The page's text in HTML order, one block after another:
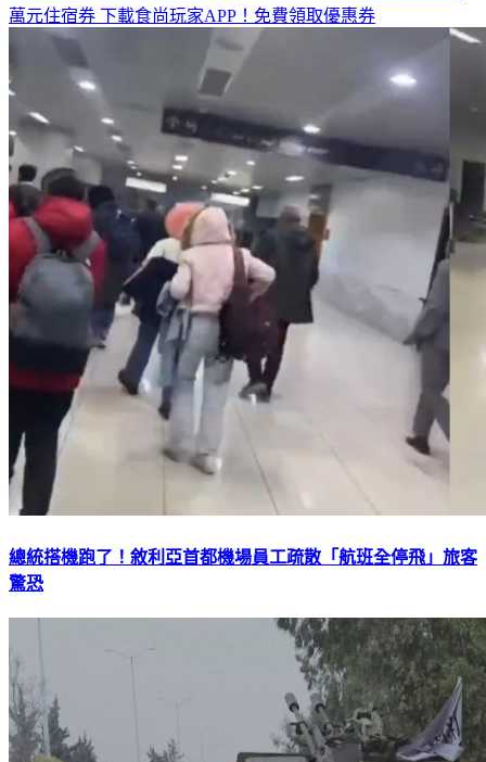
萬元住宿券 下載食尚玩家APP！免費領取優惠券
總統搭機跑了！敘利亞首都機場員工疏散「航班全停飛」旅客
驚恐